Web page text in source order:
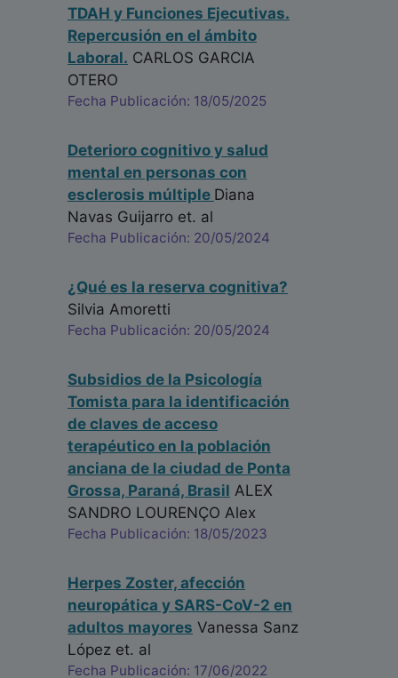
TDAH y Funciones Ejecutivas.
Repercusión en el ámbito
Laboral. CARLOS GARCIA
OTERO
Fecha Publicación: 18/05/2025
Deterioro cognitivo y salud
mental en personas con
esclerosis múltiple Diana
Navas Guijarro et. al
Fecha Publicación: 20/05/2024
¿Qué es la reserva cognitiva?
Silvia Amoretti
Fecha Publicación: 20/05/2024
Subsidios de la Psicología
Tomista para la identificación
de claves de acceso
terapéutico en la población
anciana de la ciudad de Ponta
Grossa, Paraná, Brasil ALEX
SANDRO LOURENÇO Alex
Fecha Publicación: 18/05/2023
Herpes Zoster, afección
neuropática y SARS-CoV-2 en
adultos mayores Vanessa Sanz
López et. al
Fecha Publicación: 17/06/2022